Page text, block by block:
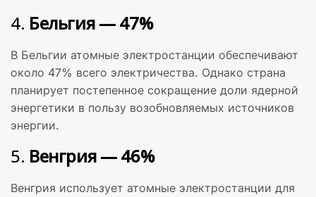
4. Бельгия — 47%
В Бельгии атомные электростанции обеспечивают
около 47% всего электричества. Однако страна
планирует постепенное сокращение доли ядерной
энергетики в пользу возобновляемых источников
энергии.
5. Венгрия — 46%
Венгрия использует атомные электростанции для